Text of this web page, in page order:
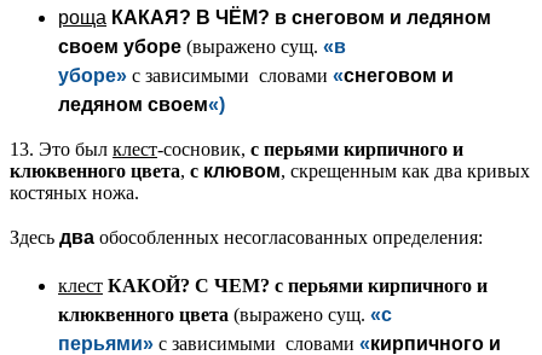
роща КАКАЯ? В ЧЁМ? в снеговом и ледяном
своем уборе (выражено сущ. «в
уборе» с зависимыми словами «снеговом и
ледяном своем«)
13. Это был клест-сосновик, с перьями кирпичного и
клюквенного цвета, с клювом, скрещенным как два кривых
костяных ножа.
Здесь два обособленных несогласованных определения:
клест КАКОЙ? С ЧЕМ? с перьями кирпичного и
клюквенного цвета (выражено сущ. «с
перьями» с зависимыми словами «кирпичного и